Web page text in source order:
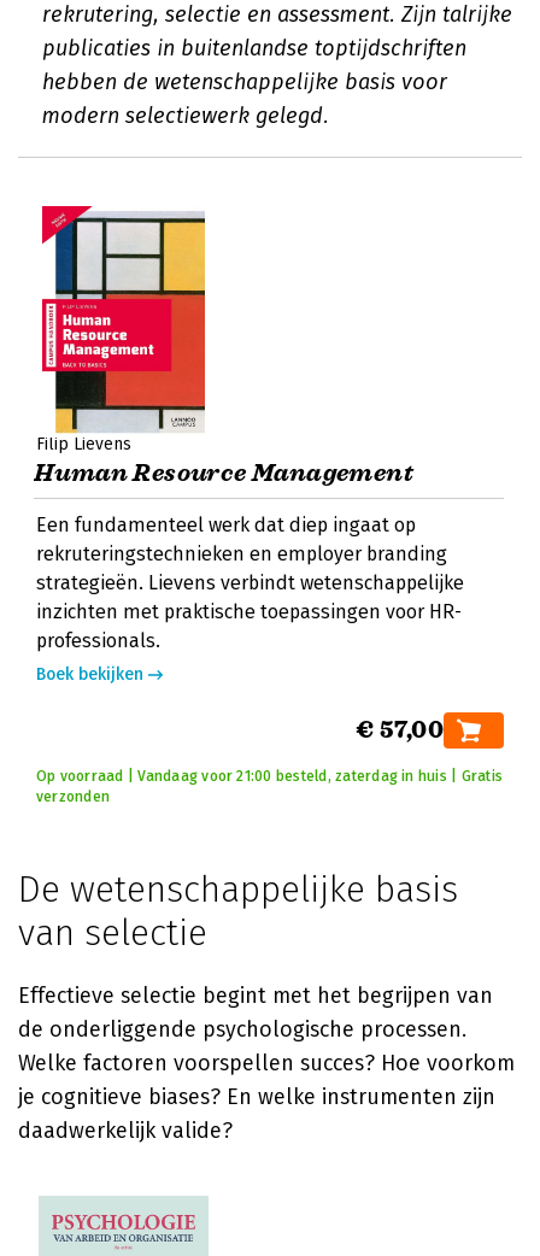
rekrutering, selectie en assessment. Zijn talrijke
publicaties in buitenlandse toptijdschriften
hebben de wetenschappelijke basis voor
modern selectiewerk gelegd.
Filip Lievens
Human Resource Management
Een fundamenteel werk dat diep ingaat op
rekruteringstechnieken en employer branding
strategieën. Lievens verbindt wetenschappelijke
inzichten met praktische toepassingen voor HR-
professionals.
Boek bekijken
€ 57,00
Op voorraad | Vandaag voor 21:00 besteld, zaterdag in huis | Gratis
verzonden
De wetenschappelijke basis
van selectie
Effectieve selectie begint met het begrijpen van
de onderliggende psychologische processen.
Welke factoren voorspellen succes? Hoe voorkom
je cognitieve biases? En welke instrumenten zijn
daadwerkelijk valide?